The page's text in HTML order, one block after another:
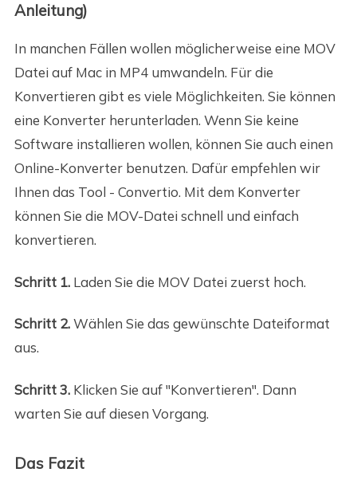
Anleitung)
In manchen Fällen wollen möglicherweise eine MOV
Datei auf Mac in MP4 umwandeln. Für die
Konvertieren gibt es viele Möglichkeiten. Sie können
eine Konverter herunterladen. Wenn Sie keine
Software installieren wollen, können Sie auch einen
Online-Konverter benutzen. Dafür empfehlen wir
Ihnen das Tool - Convertio. Mit dem Konverter
können Sie die MOV-Datei schnell und einfach
konvertieren.
Schritt 1.Laden Sie die MOV Datei zuerst hoch.
Schritt 2.Wählen Sie das gewünschte Dateiformat
aus.
Schritt 3.Klicken Sie auf "Konvertieren". Dann
warten Sie auf diesen Vorgang.
Das Fazit